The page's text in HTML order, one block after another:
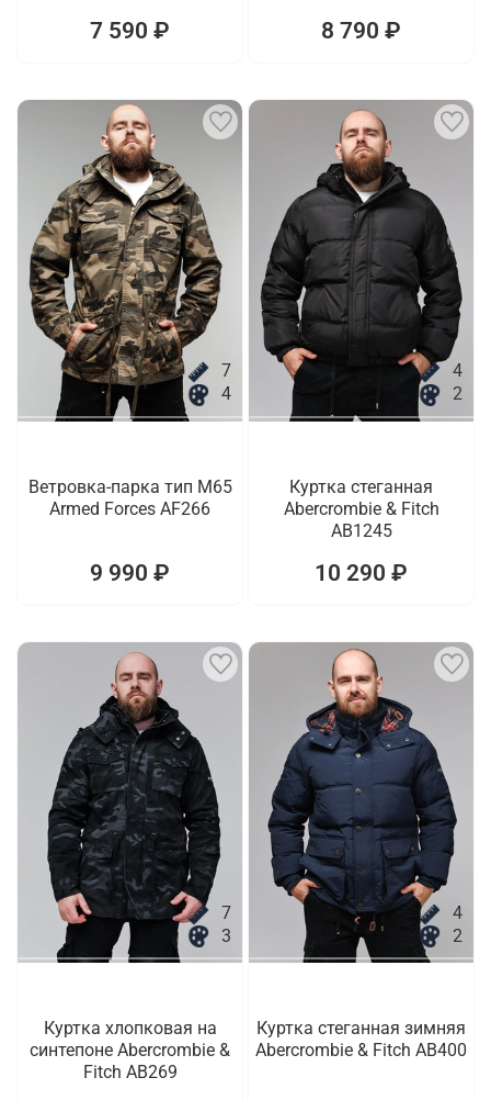
7 590 ₽ 8 790 ₽
7
4
Ветровка-парка тип M65
Armed Forces AF266
9 990 ₽
4
2
Куртка стеганная
Abercrombie & Fitch
AB1245
10 290 ₽
7
3
Куртка хлопковая на
синтепоне Abercrombie &
Fitch AB269
4
2
Куртка стеганная зимняя
Abercrombie & Fitch AB400